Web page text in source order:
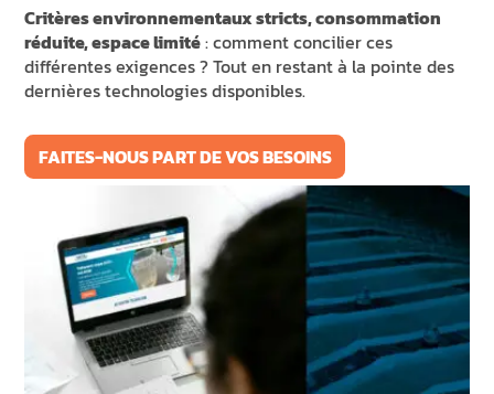
Critères environnementaux stricts, consommation
réduite, espace limité: comment concilier ces
différentes exigences ? Tout en restant à la pointe des
dernières technologies disponibles.
FAITES-NOUS PART DE VOS BESOINS